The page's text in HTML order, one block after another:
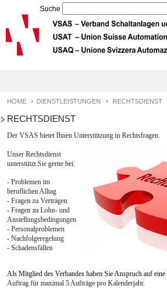
Suche
Agenda
Qualitäts-Label VSAS
Dienstleistungen
News
Veranstaltungen
Technische Unterlagen
Datenbank für Kalkulation
Branchenlösung Arbeitssicherheit Nr. 67
Rechtsdienst
HOME DIENSTLEISTUNGEN RECHTSDIENST
RECHTSDIENST
Der VSAS bietet Ihnen Unterstützung in
Unser Rechtsdienst
unterstützt Sie gerne bei:
- Problemen im
beruflichen Alltag
- Fragen zu Verträgen
- Fragen zu Lohn- und
Anstellungsbedingungen
- Personalproblemen
- Nachfolgeregelung
- Schadensfällen
Als Mitglied des Verbandes haben Sie Anspruch auf eine
Auftrag für maximal 5 Aufträge pro Kalenderjahr.